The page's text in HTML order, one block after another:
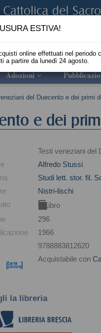
Adozioni
del Duecento e dei primi
e dei
Testi veneziani del
Alfredo Stussi
Studi lett. stor. fil.
Nistri-lischi
Libro
296
1966
9788883812620
Acquistabile con
la libreria
ESTIVA!
online effettuati nel periodo
a partire da lunedì 24 agosto.